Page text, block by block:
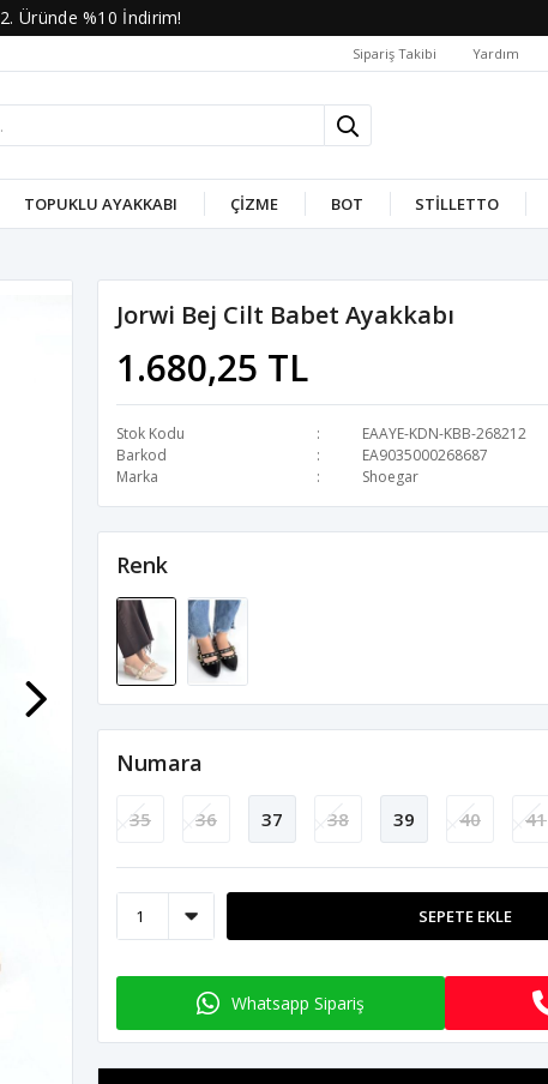
2. Üründe %10 İndirim!
Sipariş Takibi Yardım
TOPUKLU AYAKKABI ÇIZME BOT STILLETTO
Jorwi Bej Cilt Babet Ayakkabı
1.680,25 TL
Stok Kodu
EAAYE-KDN-KBB-268212
Barkod
EA9035000268687
Marka
Shoegar
Renk
Numara
35 36 37 38 39 40 41
SEPETE EKLE
Whatsapp Sipariş